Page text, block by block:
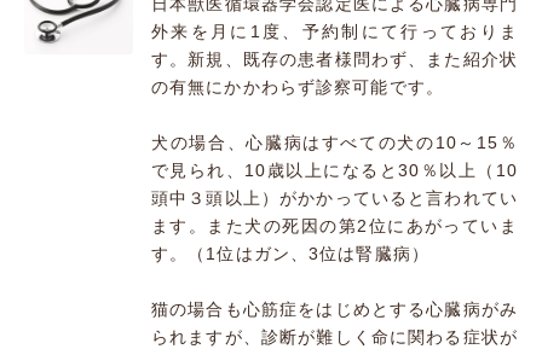
外来を月に1度、予約制にて行っておりま
す。新規、既存の患者様問わず、また紹介状
の有無にかかわらず診察可能です。
犬の場合、心臓病はすべての犬の10～15％
で見られ、10歳以上になると30％以上（10
頭中３頭以上）がかかっていると言われてい
ます。また犬の死因の第2位にあがっていま
す。（1位はガン、3位は腎臓病）
猫の場合も心筋症をはじめとする心臓病がみ
られますが、診断が難しく命に関わる症状が